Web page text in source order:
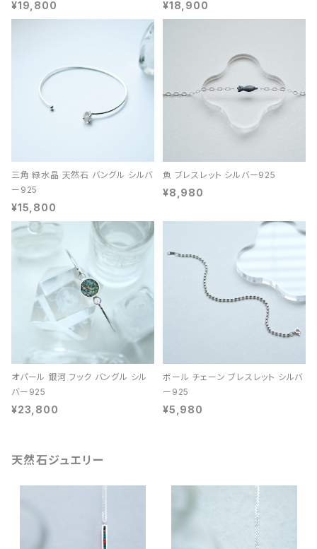
¥19,800 ¥18,900
三角 緑水晶 天然石 バングル シルバ
ー925
¥15,800
魚 ブレスレット シルバー925
¥8,980
オパール 銀河 フック バングル シル
バー925
¥23,800
ボール チェーン ブレスレット シルバ
ー925
¥5,980
天然石ジュエリー